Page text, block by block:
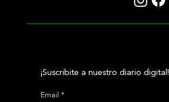
¡Suscribite a nuestro diario digital!
Email *